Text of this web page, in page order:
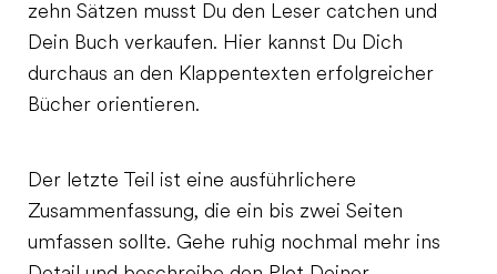
zehn Sätzen musst Du den Leser catchen und
Dein Buch verkaufen. Hier kannst Du Dich
durchaus an den Klappentexten erfolgreicher
Bücher orientieren.
Der letzte Teil ist eine ausführlichere
Zusammenfassung, die ein bis zwei Seiten
umfassen sollte. Gehe ruhig nochmal mehr ins